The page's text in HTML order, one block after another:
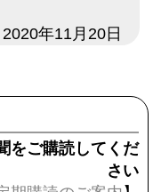
2020年11月20日
をご購読してくだ
さい